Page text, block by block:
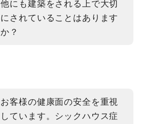
他にも建築をされる上で大切
にされていることはあります
か？
お客様の健康面の安全を重視
しています。シックハウス症